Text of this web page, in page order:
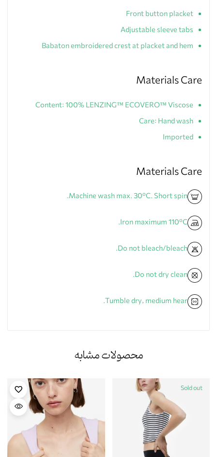
Front button placket
Adjustable sleeve tabs
Babaton embroidered crest at placket and hem
Materials Care
Content: 100% LENZING™ ECOVERO™ Viscose
Care: Hand wash
Imported
Materials Care
Machine wash max. 30ºC. Short spin.
Iron maximum 110ºC.
Do not bleach/bleach.
Do not dry clean.
Tumble dry, medium hear.
محصولات مشابه
Sold out